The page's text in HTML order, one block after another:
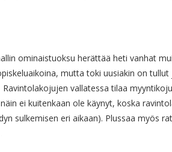
ominaistuoksu herättää heti vanhat
mutta toki uusiakin on
vallatessa tilaa
ei kuitenkaan ole käynyt, koska
sulkemisen eri aikaan). Plussaa myös